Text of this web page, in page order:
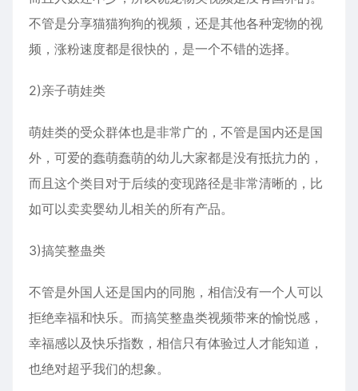
不管是分享猫猫狗狗的视频，还是其他各种宠物的视
频，涨粉速度都是很快的，是一个不错的选择。
2)亲子萌娃类
萌娃类的受众群体也是非常广的，不管是国内还是国
外，可爱的蠢萌蠢萌的幼儿大家都是没有抵抗力的，
而且这个类目对于后续的变现路径是非常清晰的，比
如可以卖卖婴幼儿相关的所有产品。
3)搞笑整蛊类
不管是外国人还是国内的同胞，相信没有一个人可以
拒绝幸福和快乐。而搞笑整蛊类视频带来的愉悦感，
幸福感以及快乐指数，相信只有体验过人才能知道，
也绝对超乎我们的想象。